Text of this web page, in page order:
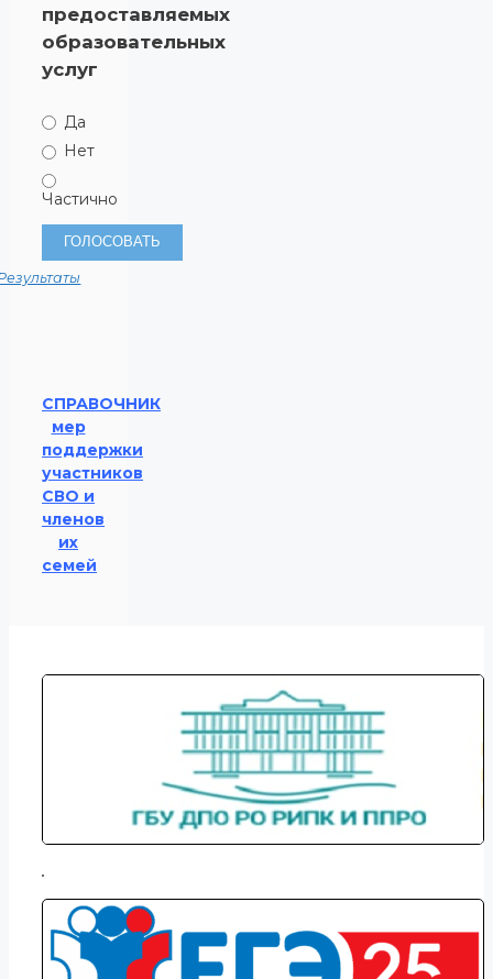
предоставляемых
образовательных
услуг
Да
Нет
Частично
СПРАВОЧНИК
мер
поддержки
участников
СВО и
членов
их
семей